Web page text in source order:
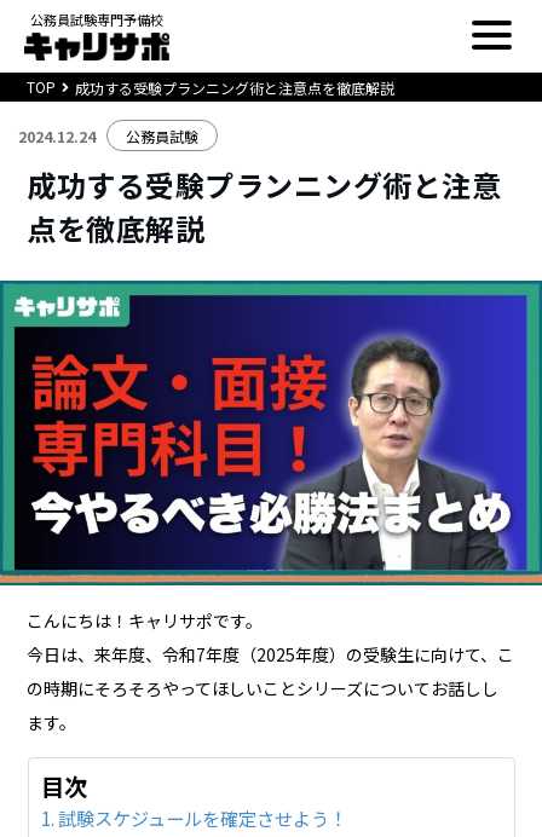
公務員試験専門予備校
TOP 成功する受験プランニング術と注意点を徹底解説
2024.12.24 公務員試験
成功する受験プランニング術と注意
点を徹底解説
こんにちは！キャリサポです。
今日は、来年度、令和7年度（2025年度）の受験生に向けて、こ
の時期にそろそろやってほしいことシリーズについてお話しし
ます。
目次
試験スケジュールを確定させよう！